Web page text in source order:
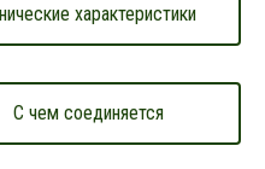
характеристики
С чем соединяется